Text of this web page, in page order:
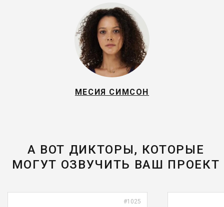
МЕСИЯ СИМСОН
А ВОТ ДИКТОРЫ, КОТОРЫЕ
МОГУТ ОЗВУЧИТЬ ВАШ ПРОЕКТ
#1025